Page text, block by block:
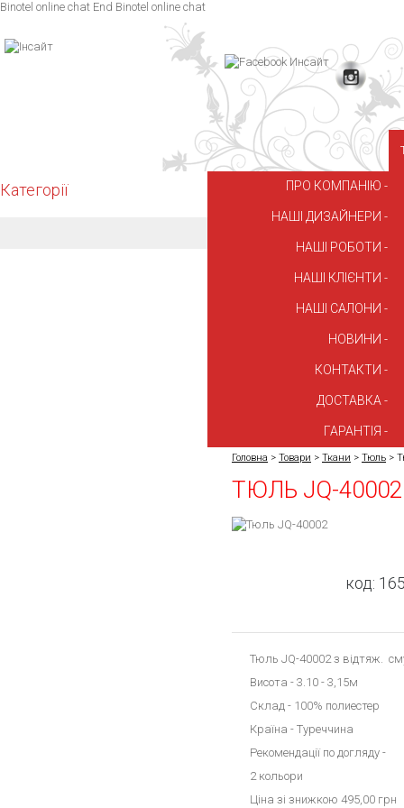
Binotel online chat End Binotel online chat
ПРО КОМПАНІЮ
НАШІ ДИЗАЙНЕРИ
НАШІ РОБОТИ
НАШІ КЛІЄНТИ
НАШІ САЛОНИ
НОВИНИ
КОНТАКТИ
ДОСТАВКА
ГАРАНТІЯ
Категорії
Головна > Товари > Ткани > Тюль >
ТЮЛЬ JQ-40002
код:
Тюль JQ-40002 з відтяж.
Висота - 3.10- 3,15м
Склад - 100% полиестер
Країна - Туреччина
Рекомендації по догляду -
2 кольори
Ціна зі знижкою 495,00 грн